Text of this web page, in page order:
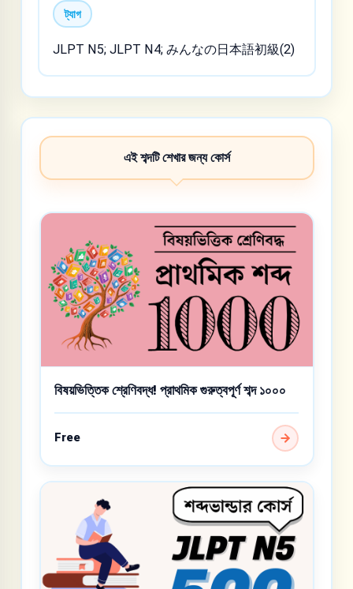
ট্যাগ
JLPT N5; JLPT N4; みんなの日本語初級(2)
এই শব্দটি শেখার জন্য কোর্স
বিষয়ভিত্তিক শ্রেণিবদ্ধ! প্রাথমিক গুরুত্বপূর্ণ শব্দ ১০০০
Free